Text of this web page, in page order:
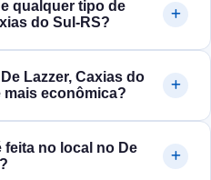
qualquer tipo de
do Sul‑RS?
Lazzer, Caxias do
mais econômica?
feita no local no De